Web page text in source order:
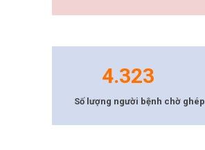
4.323
Số lượng người bệnh chờ ghép